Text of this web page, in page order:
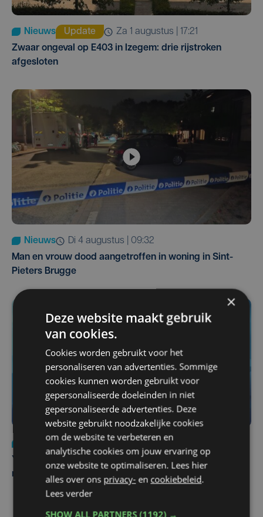
Nieuws Update
za 1 augustus | 17:21
Zwaar ongeval op E403 in Izegem: drie rijstroken
afgesloten
Nieuws
di 4 augustus | 09:32
Man en vrouw dood aangetroffen in woning in Sint-
Pieters Brugge
Nieuws
do 6 augustus | 21:30
Yaro (19), slachtoffer van vechtpartij, is na
maandenlange coma overleden
×
Deze website maakt gebruik
van cookies.
Cookies worden gebruikt voor het
personaliseren van advertenties. Sommige
cookies kunnen worden gebruikt voor
gepersonaliseerde doeleinden in niet
gepersonaliseerde advertenties. Deze
website gebruikt noodzakelijke cookies
om de website te verbeteren en
analytische cookies om jouw ervaring op
onze website te optimaliseren. Lees hier
alles over ons privacy- en cookiebeleid.
Lees verder
SHOW ALL PARTNERS(1192) →